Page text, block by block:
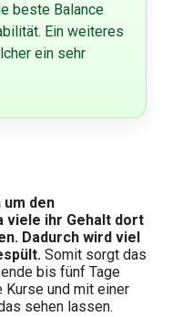
beste Balance
Ein weiteres
ein sehr
den
viele ihr Gehalt dort
Dadurch wird viel
Somit sorgt das
bis fünf Tage
und mit einer
sehen lassen.